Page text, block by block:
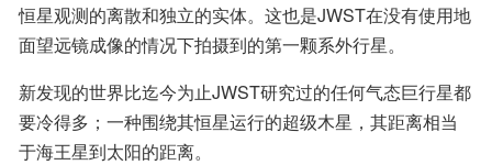
恒星观测的离散和独立的实体。这也是JWST在没有使用地
面望远镜成像的情况下拍摄到的第一颗系外行星。
新发现的世界比迄今为止JWST研究过的任何气态巨行星都
要冷得多；一种围绕其恒星运行的超级木星，其距离相当
于海王星到太阳的距离。